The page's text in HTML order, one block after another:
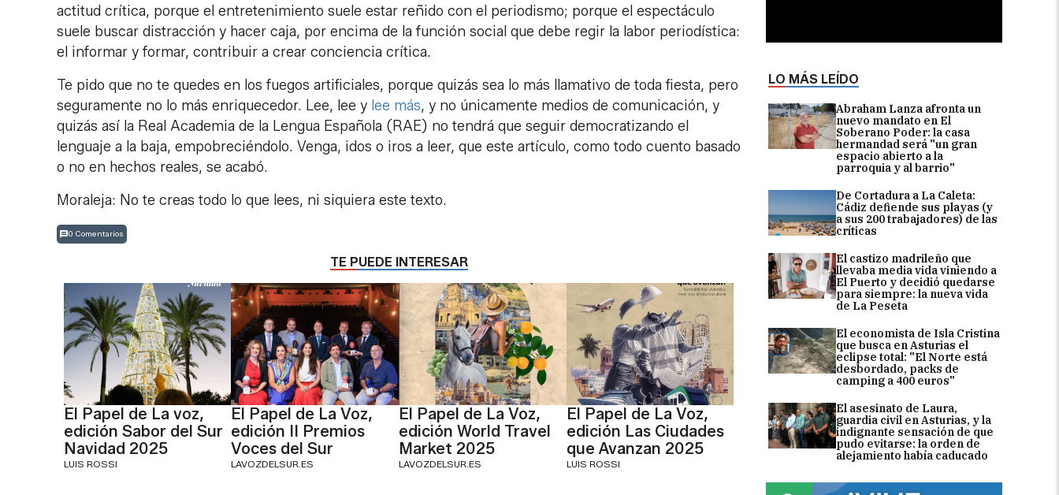
LO MÁS LEÍDO
Abraham Lanza afronta un
nuevo mandato en El
Soberano Poder: la casa
hermandad será "un gran
espacio abierto a la
parroquia y al barrio"
De Cortadura a La Caleta:
Cádiz defiende sus playas (y
a sus 200 trabajadores) de las
críticas
El castizo madrileño que
llevaba media vida viniendo a
El Puerto y decidió quedarse
para siempre: la nueva vida
de La Peseta
El economista de Isla Cristina
que busca en Asturias el
eclipse total: "El Norte está
desbordado, packs de
camping a 400 euros"
El asesinato de Laura,
guardia civil en Asturias, y la
indignante sensación de que
pudo evitarse: la orden de
alejamiento había caducado
actitud crítica, porque el entretenimiento suele estar reñido con el periodismo; porque el espectáculo
suele buscar distracción y hacer caja, por encima de la función social que debe regir la labor periodística:
el informar y formar, contribuir a crear conciencia crítica.
Te pido que no te quedes en los fuegos artificiales, porque quizás sea lo más llamativo de toda fiesta, pero
seguramente no lo más enriquecedor. Lee, lee y lee más, y no únicamente medios de comunicación, y
quizás así la Real Academia de la Lengua Española (RAE) no tendrá que seguir democratizando el
lenguaje a la baja, empobreciéndolo. Venga, idos o iros a leer, que este artículo, como todo cuento basado
o no en hechos reales, se acabó.
Moraleja: No te creas todo lo que lees, ni siquiera este texto.
0 Comentarios
TE PUEDE INTERESAR
El Papel de La voz,
edición Sabor del Sur
Navidad 2025
LUIS ROSSI
El Papel de La Voz,
edición II Premios
Voces del Sur
LAVOZDELSUR.ES
El Papel de La Voz,
edición World Travel
Market 2025
LAVOZDELSUR.ES
El Papel de La Voz,
edición Las Ciudades
que Avanzan 2025
LUIS ROSSI